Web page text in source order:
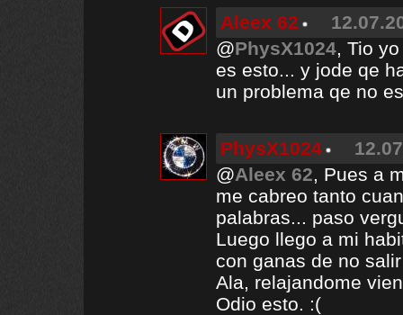
Aleex 62
@PhysX1024, Tio
es esto... y jode qe
un problema qe no
PhysX1024
@Aleex 62, Pues a
me cabreo tanto
palabras... paso
Luego llego a mi
con ganas de no
Ala, relajandome
Odio esto. :(